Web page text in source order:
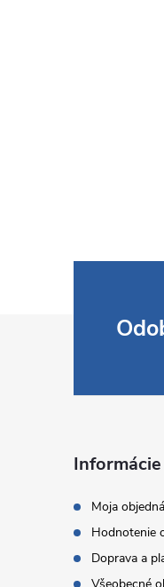
Moja
Hodnotenie
Doprava a